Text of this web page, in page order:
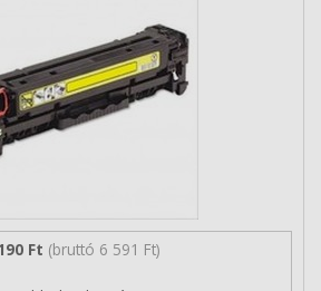
Ft (bruttó 6 591 Ft)